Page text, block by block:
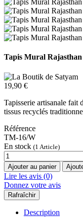
Tapis Mural
19,90 €
Tapisserie artisanale fait
tissus recyclés
Référence
TM-16/W
En stock (1 Article)
Ajouter au panier
Lire les avis (0)
Donnez votre avis
Description